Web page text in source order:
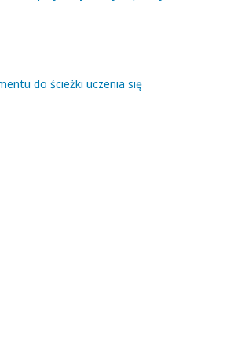
do ścieżki uczenia się